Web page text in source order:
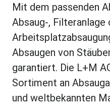
Mit dem passenden
Absaug-, Filteranlage
Absaugen von
garantiert. Die L+M
Sortiment an
und weltbekannten